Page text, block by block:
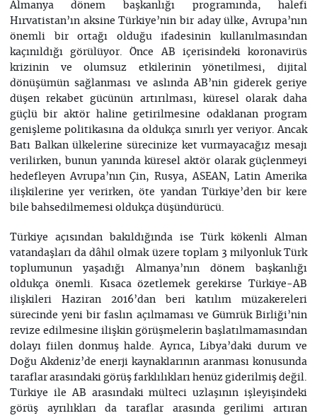
Almanya dönem başkanlığı programında, halefi
Hırvatistan’ın aksine Türkiye’nin bir aday ülke, Avrupa’nın
önemli bir ortağı olduğu ifadesinin kullanılmasından
kaçınıldığı görülüyor. Önce AB içerisindeki koronavirüs
krizinin ve olumsuz etkilerinin yönetilmesi, dijital
dönüşümün sağlanması ve aslında AB’nin giderek geriye
düşen rekabet gücünün artırılması, küresel olarak daha
güçlü bir aktör haline getirilmesine odaklanan program
genişleme politikasına da oldukça sınırlı yer veriyor. Ancak
Batı Balkan ülkelerine sürecinize ket vurmayacağız mesajı
verilirken, bunun yanında küresel aktör olarak güçlenmeyi
hedefleyen Avrupa’nın Çin, Rusya, ASEAN, Latin Amerika
ilişkilerine yer verirken, öte yandan Türkiye’den bir kere
bile bahsedilmemesi oldukça düşündürücü.
Türkiye açısından bakıldığında ise Türk kökenli Alman
vatandaşları da dâhil olmak üzere toplam 3 milyonluk Türk
toplumunun yaşadığı Almanya’nın dönem başkanlığı
oldukça önemli. Kısaca özetlemek gerekirse Türkiye-AB
ilişkileri Haziran 2016’dan beri katılım müzakereleri
sürecinde yeni bir faslın açılmaması ve Gümrük Birliği’nin
revize edilmesine ilişkin görüşmelerin başlatılmamasından
dolayı fiilen donmuş halde. Ayrıca, Libya’daki durum ve
Doğu Akdeniz’de enerji kaynaklarının aranması konusunda
taraflar arasındaki görüş farklılıkları henüz giderilmiş değil.
Türkiye ile AB arasındaki mülteci uzlaşının işleyişindeki
görüş ayrılıkları da taraflar arasında gerilimi artıran